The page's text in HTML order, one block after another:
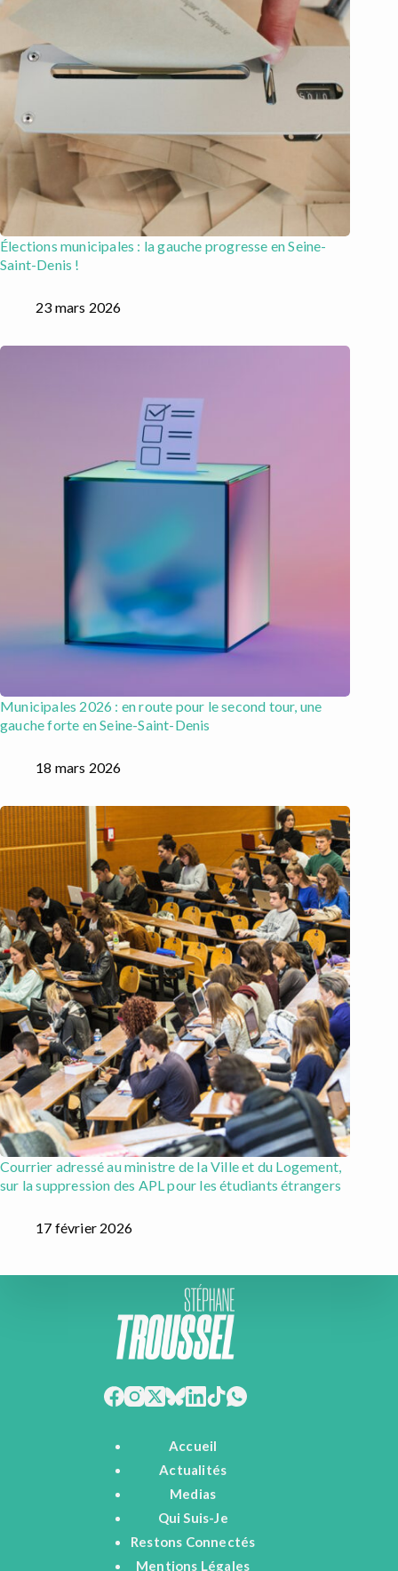
Élections municipales : la gauche progresse en Seine-
Saint-Denis !
23 mars 2026
Municipales 2026 : en route pour le second tour, une
gauche forte en Seine-Saint-Denis
18 mars 2026
Courrier adressé au ministre de la Ville et du Logement,
sur la suppression des APL pour les étudiants étrangers
17 février 2026
Accueil
Actualités
Medias
Qui Suis-Je
Restons Connectés
Mentions Légales